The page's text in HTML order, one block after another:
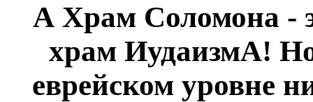
А Храм Соломона -
храм ИудаизмА!
еврейском уровне